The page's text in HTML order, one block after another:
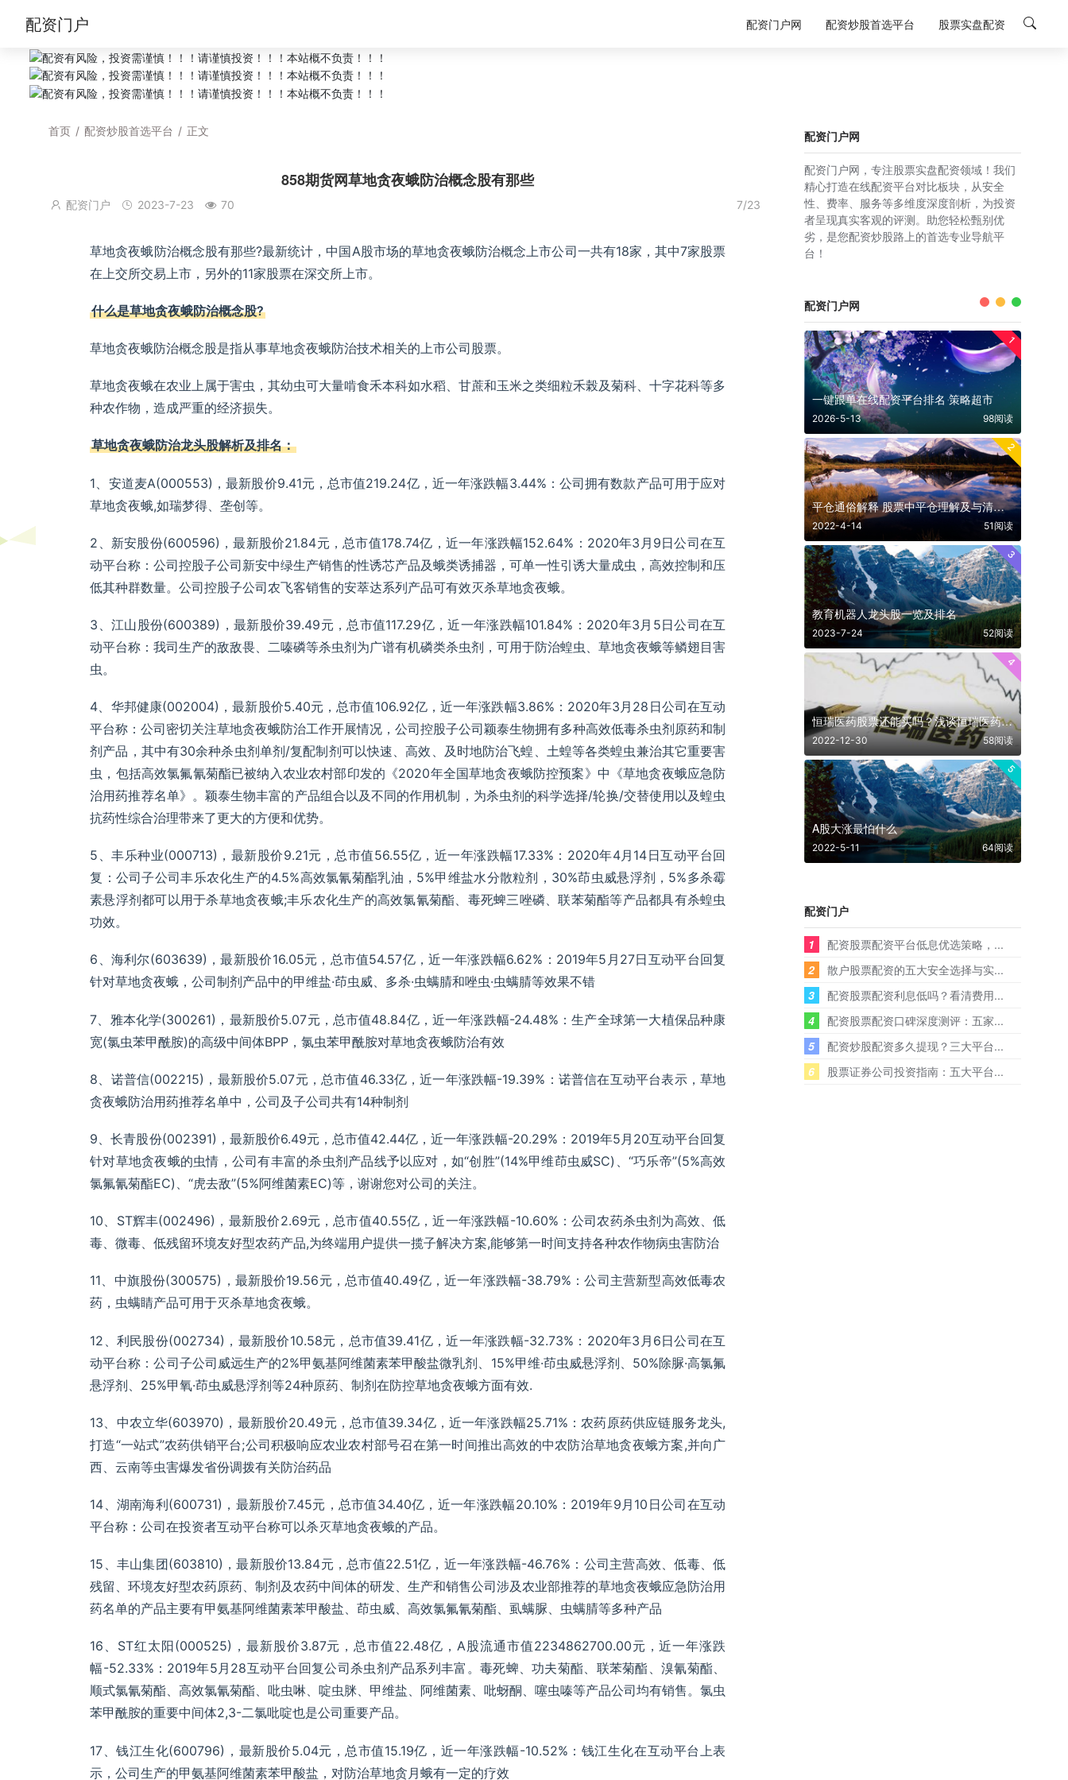
配资门户 配资门户网 配资炒股首选平台 股票实盘配资
首页 / 配资炒股首选平台 / 正文
858期货网草地贪夜蛾防治概念股有那些
配资门户 2023-7-23 70 7/23
草地贪夜蛾防治概念股有那些?最新统计，中国A股市场的草地贪夜蛾防治概念上市公司一共有18家，其中7家股票
在上交所交易上市，另外的11家股票在深交所上市。
什么是草地贪夜蛾防治概念股?
草地贪夜蛾防治概念股是指从事草地贪夜蛾防治技术相关的上市公司股票。
草地贪夜蛾在农业上属于害虫，其幼虫可大量啃食禾本科如水稻、甘蔗和玉米之类细粒禾榖及菊科、十字花科等多
种农作物，造成严重的经济损失。
草地贪夜蛾防治龙头股解析及排名：
1、安道麦A(000553)，最新股价9.41元，总市值219.24亿，近一年涨跌幅3.44%：公司拥有数款产品可用于应对
草地贪夜蛾,如瑞梦得、垄创等。
2、新安股份(600596)，最新股价21.84元，总市值178.74亿，近一年涨跌幅152.64%：2020年3月9日公司在互
动平台称：公司控股子公司新安中绿生产销售的性诱芯产品及蛾类诱捕器，可单一性引诱大量成虫，高效控制和压
低其种群数量。公司控股子公司农飞客销售的安萃达系列产品可有效灭杀草地贪夜蛾。
3、江山股份(600389)，最新股价39.49元，总市值117.29亿，近一年涨跌幅101.84%：2020年3月5日公司在互
动平台称：我司生产的敌敌畏、二嗪磷等杀虫剂为广谱有机磷类杀虫剂，可用于防治蝗虫、草地贪夜蛾等鳞翅目害
虫。
4、华邦健康(002004)，最新股价5.40元，总市值106.92亿，近一年涨跌幅3.86%：2020年3月28日公司在互动
平台称：公司密切关注草地贪夜蛾防治工作开展情况，公司控股子公司颖泰生物拥有多种高效低毒杀虫剂原药和制
剂产品，其中有30余种杀虫剂单剂/复配制剂可以快速、高效、及时地防治飞蝗、土蝗等各类蝗虫兼治其它重要害
虫，包括高效氯氟氰菊酯已被纳入农业农村部印发的《2020年全国草地贪夜蛾防控预案》中《草地贪夜蛾应急防
治用药推荐名单》。颖泰生物丰富的产品组合以及不同的作用机制，为杀虫剂的科学选择/轮换/交替使用以及蝗虫
抗药性综合治理带来了更大的方便和优势。
5、丰乐种业(000713)，最新股价9.21元，总市值56.55亿，近一年涨跌幅17.33%：2020年4月14日互动平台回
复：公司子公司丰乐农化生产的4.5%高效氯氰菊酯乳油，5%甲维盐水分散粒剂，30%茚虫威悬浮剂，5%多杀霉
素悬浮剂都可以用于杀草地贪夜蛾;丰乐农化生产的高效氯氰菊酯、毒死蜱三唑磷、联苯菊酯等产品都具有杀蝗虫
功效。
6、海利尔(603639)，最新股价16.05元，总市值54.57亿，近一年涨跌幅6.62%：2019年5月27日互动平台回复
针对草地贪夜蛾，公司制剂产品中的甲维盐·茚虫威、多杀·虫螨腈和唑虫·虫螨腈等效果不错
7、雅本化学(300261)，最新股价5.07元，总市值48.84亿，近一年涨跌幅-24.48%：生产全球第一大植保品种康
宽(氯虫苯甲酰胺)的高级中间体BPP，氯虫苯甲酰胺对草地贪夜蛾防治有效
8、诺普信(002215)，最新股价5.07元，总市值46.33亿，近一年涨跌幅-19.39%：诺普信在互动平台表示，草地
贪夜蛾防治用药推荐名单中，公司及子公司共有14种制剂
9、长青股份(002391)，最新股价6.49元，总市值42.44亿，近一年涨跌幅-20.29%：2019年5月20互动平台回复
针对草地贪夜蛾的虫情，公司有丰富的杀虫剂产品线予以应对，如“创胜”(14%甲维茚虫威SC)、“巧乐帝”(5%高效
氯氟氰菊酯EC)、“虎去敌”(5%阿维菌素EC)等，谢谢您对公司的关注。
10、ST辉丰(002496)，最新股价2.69元，总市值40.55亿，近一年涨跌幅-10.60%：公司农药杀虫剂为高效、低
毒、微毒、低残留环境友好型农药产品,为终端用户提供一揽子解决方案,能够第一时间支持各种农作物病虫害防治
11、中旗股份(300575)，最新股价19.56元，总市值40.49亿，近一年涨跌幅-38.79%：公司主营新型高效低毒农
药，虫螨睛产品可用于灭杀草地贪夜蛾。
12、利民股份(002734)，最新股价10.58元，总市值39.41亿，近一年涨跌幅-32.73%：2020年3月6日公司在互
动平台称：公司子公司威远生产的2%甲氨基阿维菌素苯甲酸盐微乳剂、15%甲维·茚虫威悬浮剂、50%除脲·高氯氟
悬浮剂、25%甲氧·茚虫威悬浮剂等24种原药、制剂在防控草地贪夜蛾方面有效.
13、中农立华(603970)，最新股价20.49元，总市值39.34亿，近一年涨跌幅25.71%：农药原药供应链服务龙头,
打造“一站式”农药供销平台;公司积极响应农业农村部号召在第一时间推出高效的中农防治草地贪夜蛾方案,并向广
西、云南等虫害爆发省份调拨有关防治药品
14、湖南海利(600731)，最新股价7.45元，总市值34.40亿，近一年涨跌幅20.10%：2019年9月10日公司在互动
平台称：公司在投资者互动平台称可以杀灭草地贪夜蛾的产品。
15、丰山集团(603810)，最新股价13.84元，总市值22.51亿，近一年涨跌幅-46.76%：公司主营高效、低毒、低
残留、环境友好型农药原药、制剂及农药中间体的研发、生产和销售公司涉及农业部推荐的草地贪夜蛾应急防治用
药名单的产品主要有甲氨基阿维菌素苯甲酸盐、茚虫威、高效氯氟氰菊酯、虱螨脲、虫螨腈等多种产品
16、ST红太阳(000525)，最新股价3.87元，总市值22.48亿，A股流通市值2234862700.00元，近一年涨跌
幅-52.33%：2019年5月28互动平台回复公司杀虫剂产品系列丰富。毒死蜱、功夫菊酯、联苯菊酯、溴氰菊酯、
顺式氯氰菊酯、高效氯氰菊酯、吡虫啉、啶虫脒、甲维盐、阿维菌素、吡蚜酮、噻虫嗪等产品公司均有销售。氯虫
苯甲酰胺的重要中间体2,3-二氯吡啶也是公司重要产品。
17、钱江生化(600796)，最新股价5.04元，总市值15.19亿，近一年涨跌幅-10.52%：钱江生化在互动平台上表
示，公司生产的甲氨基阿维菌素苯甲酸盐，对防治草地贪月蛾有一定的疗效
配资门户网
配资门户网，专注股票实盘配资领域！我们
精心打造在线配资平台对比板块，从安全
性、费率、服务等多维度深度剖析，为投资
者呈现真实客观的评测。助您轻松甄别优
劣，是您配资炒股路上的首选专业导航平
台！
配资门户网
1
一键跟单在线配资平台排名 策略超市
2026-5-13 98阅读
2
平仓通俗解释 股票中平仓理解及与清仓爆仓的异同
2022-4-14 51阅读
3
教育机器人龙头股一览及排名
2023-7-24 52阅读
4
恒瑞医药股票还能买吗？浅谈恒瑞医药股票未来的发展前景
2022-12-30 58阅读
5
A股大涨最怕什么
2022-5-11 64阅读
配资门户
1
配资股票配资平台低息优选策略，...
2
散户股票配资的五大安全选择与实...
3
配资股票配资利息低吗？看清费用...
4
配资股票配资口碑深度测评：五家...
5
配资炒股配资多久提现？三大平台...
6
股票证券公司投资指南：五大平台...